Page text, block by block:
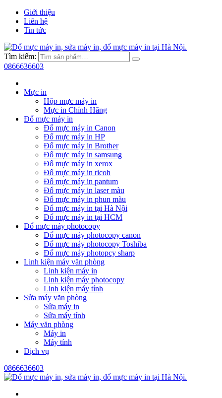
Giới thiệu
Liên hệ
Tin tức
Tìm kiếm:
0866636603
Mực in
Hộp mực máy in
Mực in Chính Hãng
Đổ mực máy in
Đổ mực máy in Canon
Đổ mực máy in HP
Đổ mực máy in Brother
Đổ mực máy in samsung
Đổ mực máy in xerox
Đổ mực máy in ricoh
Đổ mực máy in pantum
Đổ mực máy in laser màu
Đổ mực máy in phun màu
Đổ mực máy in tại Hà Nội
Đổ mực máy in tại HCM
Đổ mực máy photocopy
Đổ mực máy photocopy canon
Đổ mực máy photocopy Toshiba
Đổ mực máy photopcy sharp
Linh kiện máy văn phòng
Linh kiện máy in
Linh kiện máy photocopy
Linh kiện máy tính
Sửa máy văn phòng
Sửa máy in
Sửa máy tính
Máy văn phòng
Máy in
Máy tính
Dịch vụ
0866636603